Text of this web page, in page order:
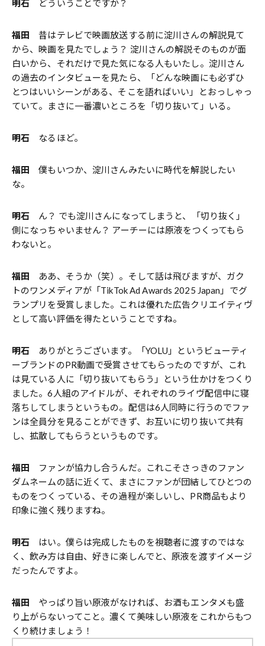
明石 どういうことですか？
福田
昔はテレビで映画放送する前に淀川さんの解説見て
から、映画を見たでしょう？ 淀川さんの解説そのものが面
白いから、それだけで見た気になる人もいたし。淀川さん
の過去のインタビューを見たら、「どんな映画にも必ずひ
とつはいいシーンがある、そこを語ればいい」とおっしゃっ
ていて。まさに一番濃いところを「切り抜いて」いる。
明石 なるほど。
福田
僕もいつか、淀川さんみたいに時代を解説したい
な。
明石 ん？ でも淀川さんになってしまうと、「切り抜く」
側になっちゃいません？ アーチーには原液をつくってもら
わないと。
福田
ああ、そうか（笑）。そして話は飛びますが、ガク
トのワンメディアが「TikTok Ad Awards 2025 Japan」でグ
ランプリを受賞しました。これは優れた広告クリエイティヴ
として高い評価を得たということですね。
明石 ありがとうございます。「YOLU」というビューティ
ーブランドのPR動画で受賞させてもらったのですが、これ
は見ている人に「切り抜いてもらう」という仕かけをつくり
ました。6人組のアイドルが、それぞれのライヴ配信中に寝
落ちしてしまうというもの。配信は6人同時に行うのでファ
ンは全員分を見ることができず、お互いに切り抜いて共有
し、拡散してもらうというものです。
福田
ファンが協力し合うんだ。これこそさっきのファン
ダムネームの話に近くて、まさにファンが団結してひとつの
ものをつくっている、その過程が楽しいし、PR商品もより
印象に強く残りますね。
明石 はい。僕らは完成したものを視聴者に渡すのではな
く、飲み方は自由、好きに楽しんでと、原液を渡すイメージ
だったんですよ。
福田
やっぱり旨い原液がなければ、お酒もエンタメも盛
り上がらないってこと。濃くて美味しい原液をこれからもつ
くり続けましょう！